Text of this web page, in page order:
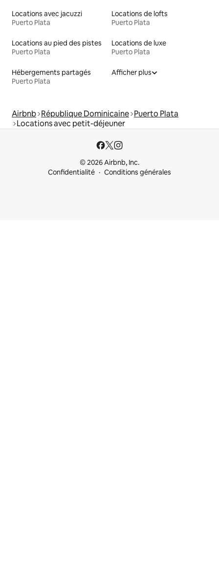
Locations avec jacuzzi
Puerto Plata
Locations de lofts
Puerto Plata
Locations au pied des pistes
Puerto Plata
Locations de luxe
Puerto Plata
Hébergements partagés
Puerto Plata
Afficher plus
Airbnb République Dominicaine Puerto Plata
Locations avec petit-déjeuner
© 2026 Airbnb, Inc.
Confidentialité
Conditions générales